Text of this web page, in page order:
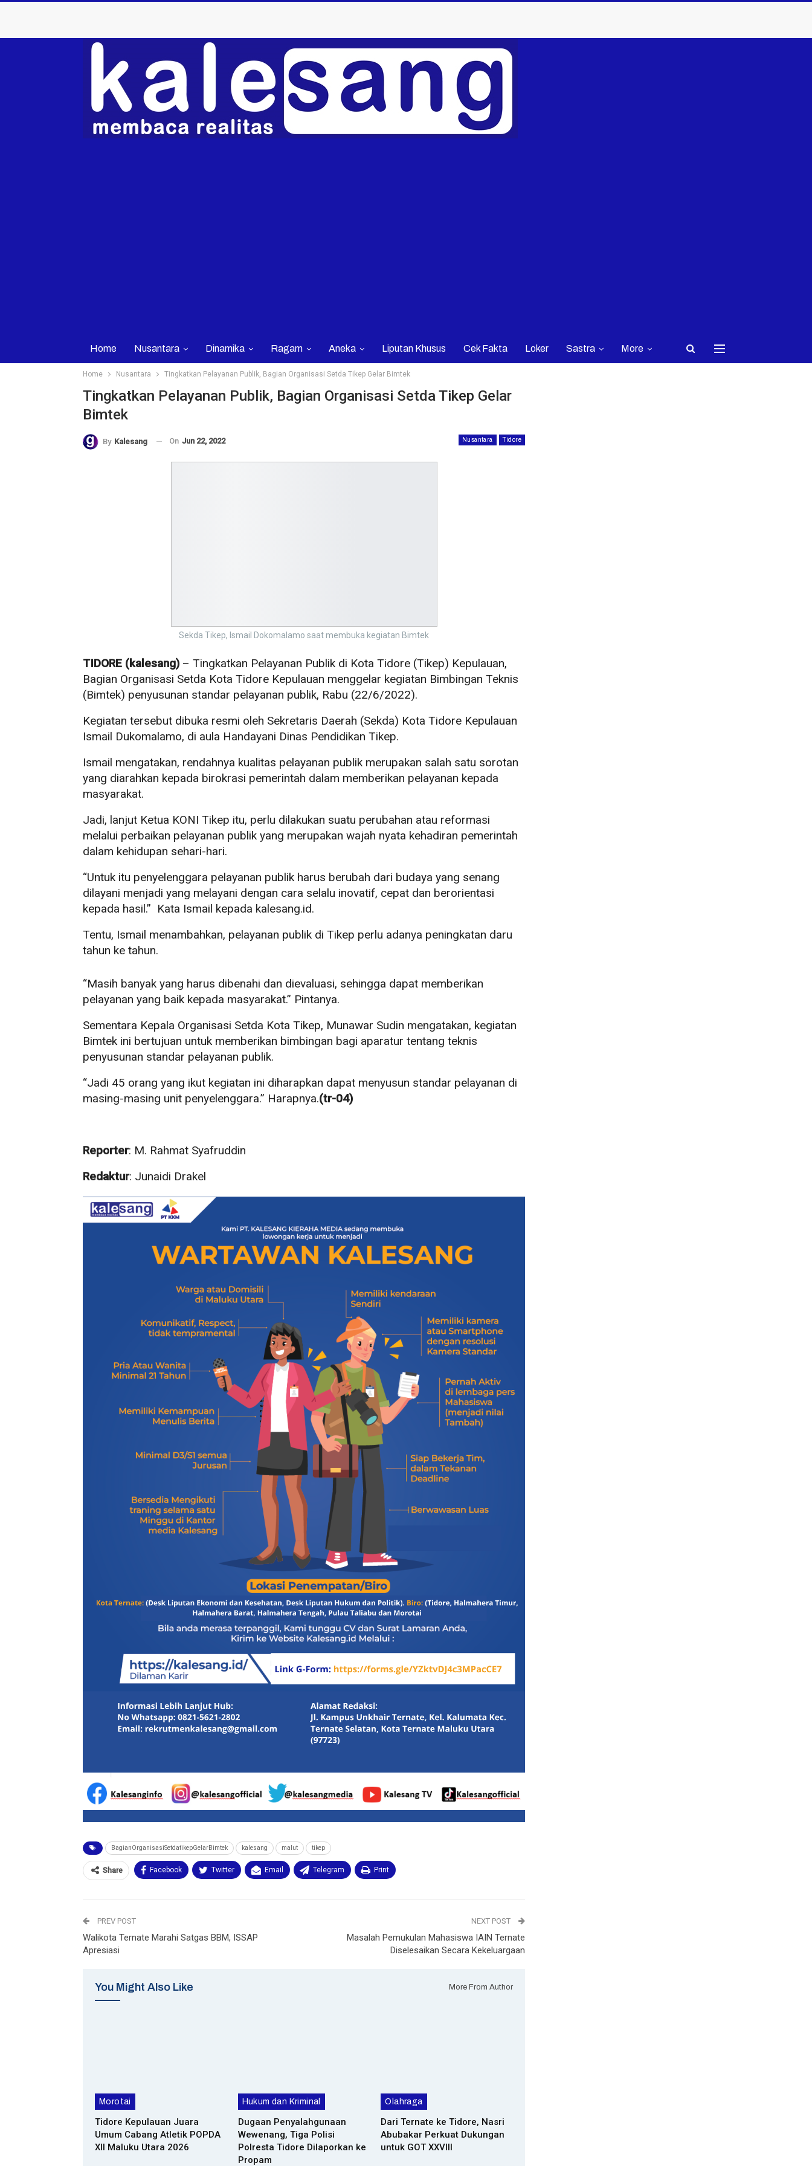
Home Nusantara Dinamika Ragam Aneka Liputan Khusus Cek Fakta Loker Sastra More
Home Nusantara Tingkatkan Pelayanan Publik, Bagian Organisasi Setda Tikep Gelar Bimtek
Tingkatkan Pelayanan Publik, Bagian Organisasi Setda Tikep Gelar
Bimtek
Nusantara Tidore
By Kalesang On Jun 22, 2022
Sekda Tikep, Ismail Dokomalamo saat membuka kegiatan Bimtek
TIDORE (kalesang) – Tingkatkan Pelayanan Publik di Kota Tidore (Tikep) Kepulauan,
Bagian Organisasi Setda Kota Tidore Kepulauan menggelar kegiatan Bimbingan Teknis
(Bimtek) penyusunan standar pelayanan publik, Rabu (22/6/2022).
Kegiatan tersebut dibuka resmi oleh Sekretaris Daerah (Sekda) Kota Tidore Kepulauan
Ismail Dukomalamo, di aula Handayani Dinas Pendidikan Tikep.
Ismail mengatakan, rendahnya kualitas pelayanan publik merupakan salah satu sorotan
yang diarahkan kepada birokrasi pemerintah dalam memberikan pelayanan kepada
masyarakat.
Jadi, lanjut Ketua KONI Tikep itu, perlu dilakukan suatu perubahan atau reformasi
melalui perbaikan pelayanan publik yang merupakan wajah nyata kehadiran pemerintah
dalam kehidupan sehari-hari.
“Untuk itu penyelenggara pelayanan publik harus berubah dari budaya yang senang
dilayani menjadi yang melayani dengan cara selalu inovatif, cepat dan berorientasi
kepada hasil.” Kata Ismail kepada kalesang.id.
Tentu, Ismail menambahkan, pelayanan publik di Tikep perlu adanya peningkatan daru
tahun ke tahun.
“Masih banyak yang harus dibenahi dan dievaluasi, sehingga dapat memberikan
pelayanan yang baik kepada masyarakat.” Pintanya.
Sementara Kepala Organisasi Setda Kota Tikep, Munawar Sudin mengatakan, kegiatan
Bimtek ini bertujuan untuk memberikan bimbingan bagi aparatur tentang teknis
penyusunan standar pelayanan publik.
“Jadi 45 orang yang ikut kegiatan ini diharapkan dapat menyusun standar pelayanan di
masing-masing unit penyelenggara.” Harapnya.(tr-04)
Reporter: M. Rahmat Syafruddin
Redaktur: Junaidi Drakel
BagianOrganisasiSetdatikepGelarBimtek kalesang malut tikep
Share Facebook Twitter Email Telegram Print
PREV POST
Walikota Ternate Marahi Satgas BBM, ISSAP
Apresiasi
NEXT POST
Masalah Pemukulan Mahasiswa IAIN Ternate
Diselesaikan Secara Kekeluargaan
You Might Also Like More From Author
Morotai
Tidore Kepulauan Juara
Umum Cabang Atletik POPDA
XII Maluku Utara 2026
Hukum dan Kriminal
Dugaan Penyalahgunaan
Wewenang, Tiga Polisi
Polresta Tidore Dilaporkan ke
Propam
Olahraga
Dari Ternate ke Tidore, Nasri
Abubakar Perkuat Dukungan
untuk GOT XXVIII